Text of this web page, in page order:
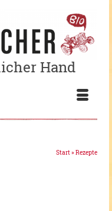
Hand
Start»Rezepte